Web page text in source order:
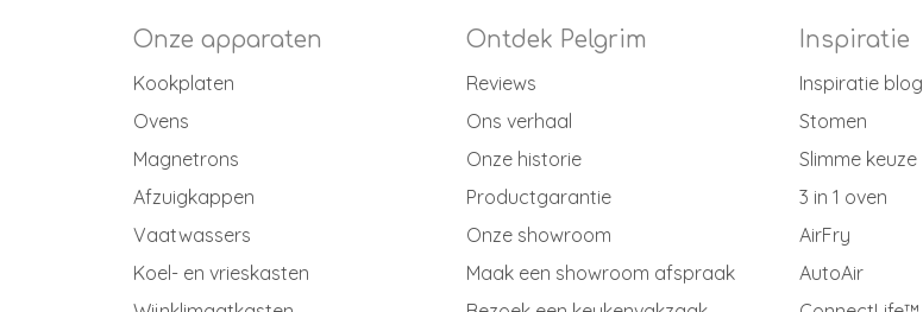
Onze apparaten
Kookplaten
Ovens
Magnetrons
Afzuigkappen
Vaatwassers
Koel- en vrieskasten
Ontdek Pelgrim
Reviews
Ons verhaal
Onze historie
Productgarantie
Onze showroom
Maak een showroom afspraak
Inspiratie
Inspiratie blog
Stomen
Slimme keuze
3 in 1 oven
AirFry
AutoAir